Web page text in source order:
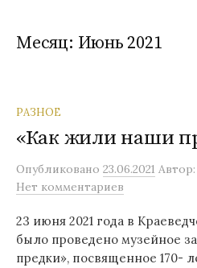
Месяц: Июнь 2021
РАЗНОЕ
«Как жили наши
Опубликовано 23.06.2021 Автор:
Нет комментариев
23 июня 2021 года в
было проведено музейное
предки», посвященное 170-